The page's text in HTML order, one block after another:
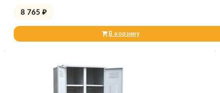
8 765 ₽
В корзину